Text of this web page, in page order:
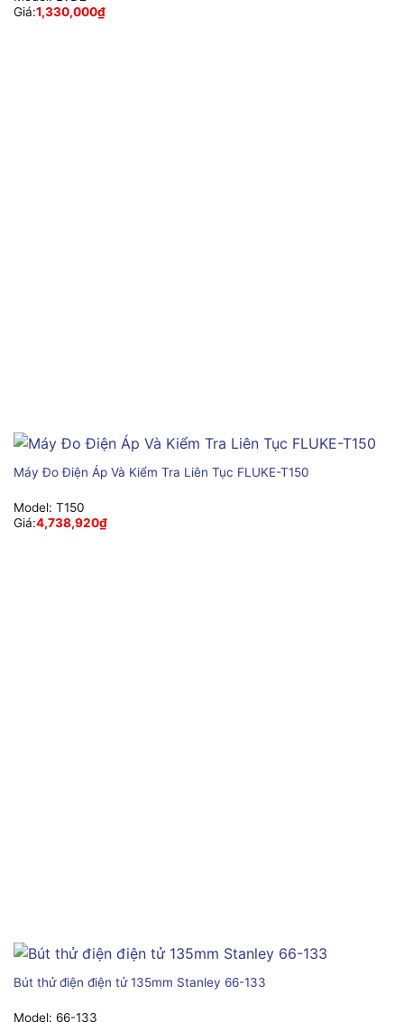
Giá:1,330,000₫
Máy Đo Điện Áp Và Kiểm Tra Liên Tục FLUKE-T150
Model: T150
Giá:4,738,920₫
Bút thử điện điện tử 135mm Stanley 66-133
Model: 66-133